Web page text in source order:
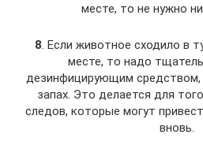
месте, то не нужно
8. Если животное сходило в
месте, то надо
дезинфицирующим средством,
запах. Это делается для
следов, которые могут
вновь.